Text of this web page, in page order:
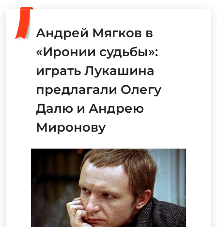
карьеру сыграл десятки ярких и
запоминающихся ролей в кино. Но
главным его героем, которого любит не
одно поколение зрителей, конечно,
останется Женя Лукашин из «Иронии
судьбы». Тем удивительнее, что
изначально на эту роль артиста вообще